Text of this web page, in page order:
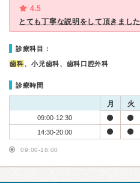
4.5
とても丁寧な説明をして頂きました
診療科目：
歯科、小児歯科、歯科口腔外科
診療時間
月 火
09:00-12:30
14:30-20:00
09:00-18:00